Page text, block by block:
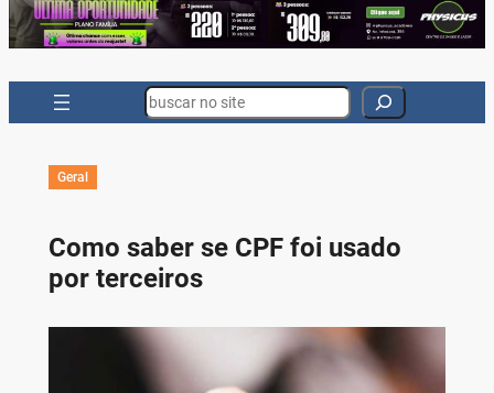
Search
Geral
Como saber se CPF foi usado
por terceiros